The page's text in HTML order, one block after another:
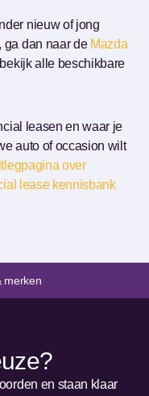
nieuw of jong
ga dan naar de Mazda
alle beschikbare
leasen en waar je
auto of occasion wilt
over
lease kennisbank
merken
en staan klaar